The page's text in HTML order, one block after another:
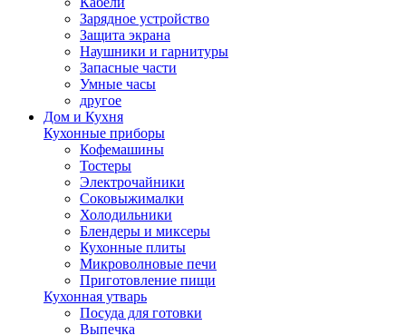
Зарядное устройство
Защита экрана
Наушники и гарнитуры
Запасные части
Умные часы
другое
Дом и Кухня
Кухонные приборы
Кофемашины
Тостеры
Электрочайники
Соковыжималки
Холодильники
Блендеры и миксеры
Кухонные плиты
Микроволновые печи
Приготовление пищи
Кухонная утварь
Посуда для готовки
Выпечка